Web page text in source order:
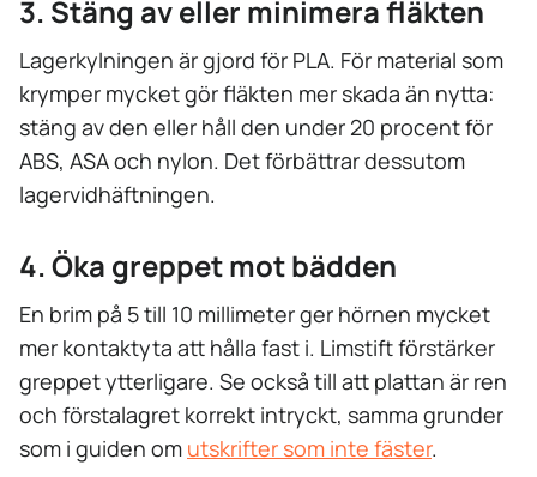
3. Stäng av eller minimera fläkten
Lagerkylningen är gjord för PLA. För material som
krymper mycket gör fläkten mer skada än nytta:
stäng av den eller håll den under 20 procent för
ABS, ASA och nylon. Det förbättrar dessutom
lagervidhäftningen.
4. Öka greppet mot bädden
En brim på 5 till 10 millimeter ger hörnen mycket
mer kontaktyta att hålla fast i. Limstift förstärker
greppet ytterligare. Se också till att plattan är ren
och förstalagret korrekt intryckt, samma grunder
som i guiden om utskrifter som inte fäster.